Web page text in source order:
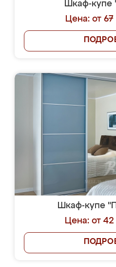
Шкаф-купе
Цена: от
Шкаф-купе
Цена: от